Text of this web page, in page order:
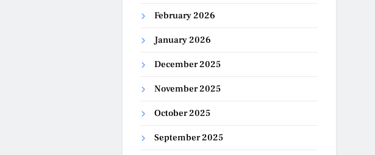
February 2026
January 2026
December 2025
November 2025
October 2025
September 2025